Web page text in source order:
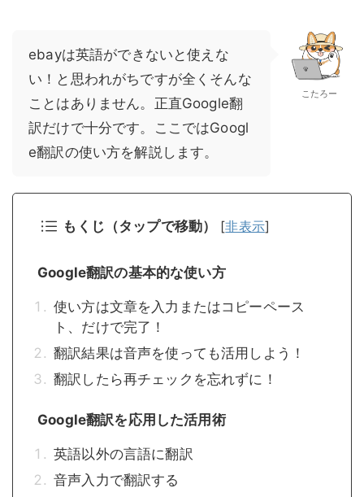
ebayは英語ができないと使えな
い！と思われがちですが全くそんな
ことはありません。正直Google翻
訳だけで十分です。ここではGoogl
e翻訳の使い方を解説します。
こたろー
もくじ（タップで移動） [非表示]
Google翻訳の基本的な使い方
使い方は文章を入力またはコピーペース
ト、だけで完了！
翻訳結果は音声を使っても活用しよう！
翻訳したら再チェックを忘れずに！
Google翻訳を応用した活用術
英語以外の言語に翻訳
音声入力で翻訳する